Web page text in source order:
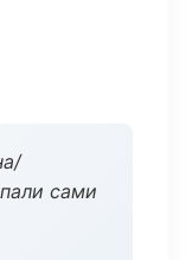
сами